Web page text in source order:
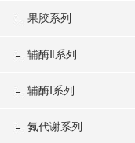
果胶系列
辅酶Ⅱ系列
辅酶Ⅰ系列
氮代谢系列